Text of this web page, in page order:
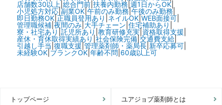
店舗数30以上 総合門前| 扶養内勤務 週1日からOK|
小児処方対応| 副業OK| 午前のみ勤務| 午後のみ勤務|
即日勤務OK| 正職員登用あり ネイルOK| WEB面接可|
管理職候補| 夜間のみ| 大手チェーン 住宅補助あり
寮・社宅あり 託児所あり 教育研修充実| 資格取得支援
産休・育休取得実績あり 社会保険完備| 交通費支給|
引越し手当 復職支援 |管理薬剤師・薬局長| 新卒応募可|
未経験OK| ブランクOK| 年齢不問 60歳以上可
トップページ ユアジョブ薬剤師とは